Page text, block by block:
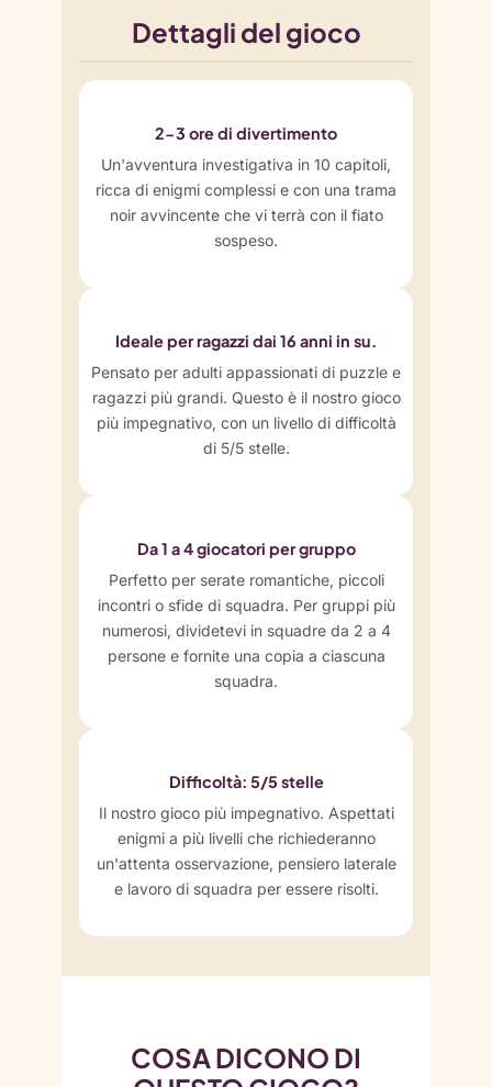
Dettagli del gioco
2-3 ore di divertimento
Un'avventura investigativa in 10 capitoli,
ricca di enigmi complessi e con una trama
noir avvincente che vi terrà con il fiato
sospeso.
Ideale per ragazzi dai 16 anni in su.
Pensato per adulti appassionati di puzzle e
ragazzi più grandi. Questo è il nostro gioco
più impegnativo, con un livello di difficoltà
di 5/5 stelle.
Da 1 a 4 giocatori per gruppo
Perfetto per serate romantiche, piccoli
incontri o sfide di squadra. Per gruppi più
numerosi, dividetevi in squadre da 2 a 4
persone e fornite una copia a ciascuna
squadra.
Difficoltà: 5/5 stelle
Il nostro gioco più impegnativo. Aspettati
enigmi a più livelli che richiederanno
un'attenta osservazione, pensiero laterale
e lavoro di squadra per essere risolti.
COSA DICONO DI